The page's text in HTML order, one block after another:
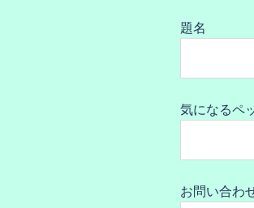
題名
気になるペ
お問い合わ